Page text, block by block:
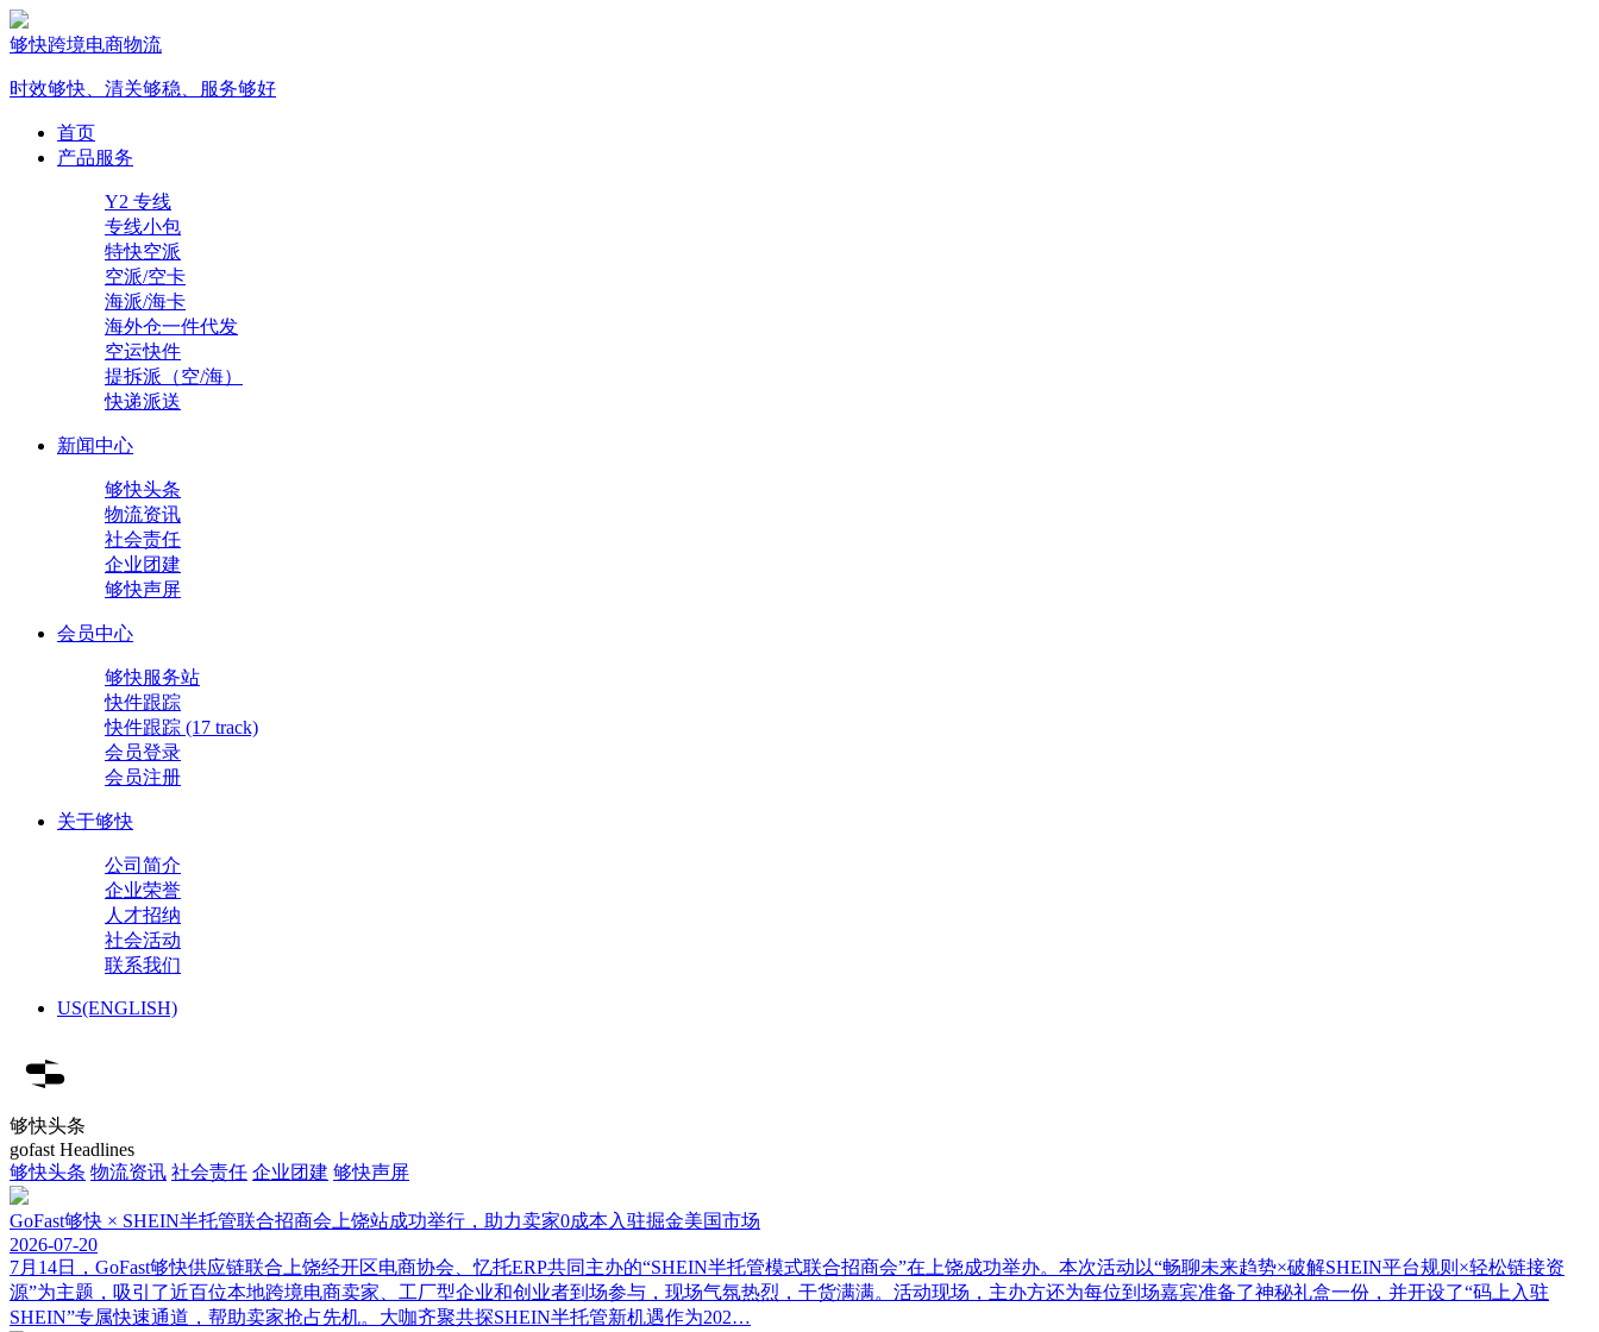
够快跨境电商物流
时效够快、清关够稳、服务够好
首页
产品服务
Y2 专线
专线小包
特快空派
空派/空卡
海派/海卡
海外仓一件代发
空运快件
提拆派（空/海）
快递派送
新闻中心
够快头条
物流资讯
社会责任
企业团建
够快声屏
会员中心
够快服务站
快件跟踪
快件跟踪 (17 track)
会员登录
会员注册
关于够快
公司简介
企业荣誉
人才招纳
社会活动
联系我们
US(ENGLISH)
够快头条
gofast Headlines
够快头条 物流资讯 社会责任 企业团建 够快声屏
GoFast够快 × SHEIN半托管联合招商会上饶站成功举行，助力卖家0成本入驻掘金美国市场
2026-07-20
7月14日，GoFast够快供应链联合上饶经开区电商协会、忆托ERP共同主办的“SHEIN半托管模式联合招商会”在上饶成功举办。本次活动以“畅聊未来趋势×破解SHEIN平台规则×轻松链接资
源”为主题，吸引了近百位本地跨境电商卖家、工厂型企业和创业者到场参与，现场气氛热烈，干货满满。活动现场，主办方还为每位到场嘉宾准备了神秘礼盒一份，并开设了“码上入驻
SHEIN”专属快速通道，帮助卖家抢占先机。大咖齐聚共探SHEIN半托管新机遇作为202…